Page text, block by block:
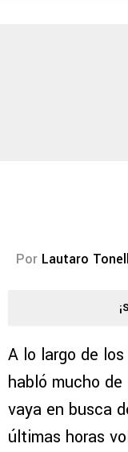
Por Lautaro
A lo largo de
habló mucho
vaya en busca
últimas horas